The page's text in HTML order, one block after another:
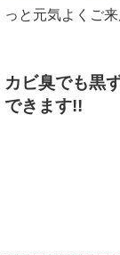
っと元気よくご
カビ臭でも黒
できます!!